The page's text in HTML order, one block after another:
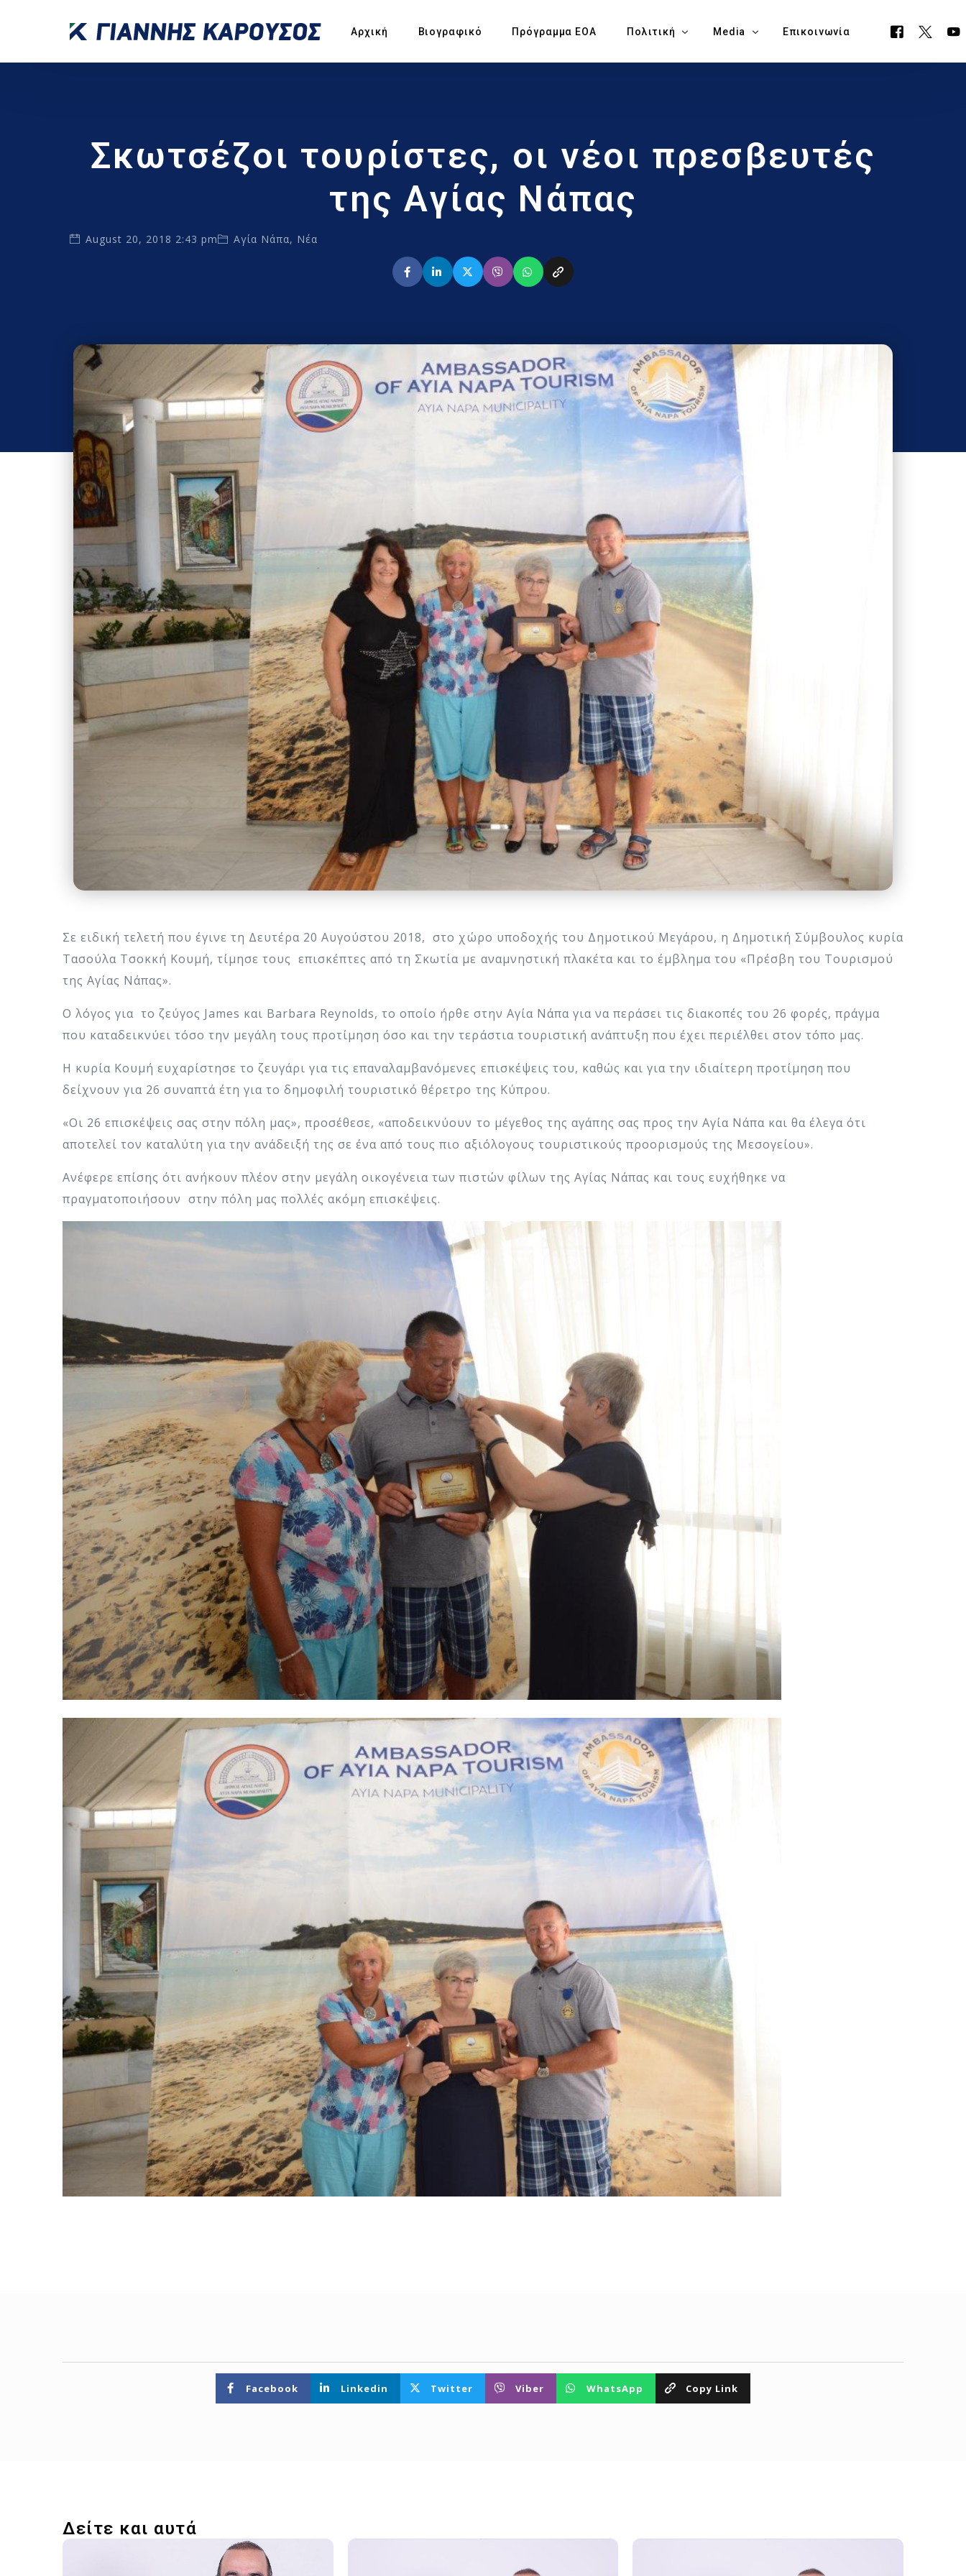
Αρχική Βιογραφικό Πρόγραμμα ΕΟΑ Πολιτική
Υπουργείο Μεταφορών, Επικοινωνιών & Έργων
Media
Δελτία Τύπου
Επικοινωνία
Σκωτσέζοι τουρίστες, οι νέοι πρεσβευτές
της Αγίας Νάπας
August 20, 2018 2:43 pm Αγία Νάπα, Νέα
Σε ειδική τελετή που έγινε τη Δευτέρα 20 Αυγούστου 2018, στο χώρο υποδοχής του Δημοτικού Μεγάρου, η Δημοτική Σύμβουλος κυρία
Τασούλα Τσοκκή Κουμή, τίμησε τους επισκέπτες από τη Σκωτία με αναμνηστική πλακέτα και το έμβλημα του «Πρέσβη του Τουρισμού
της Αγίας Νάπας».
Ο λόγος για το ζεύγος James και Barbara Reynolds, το οποίο ήρθε στην Αγία Νάπα για να περάσει τις διακοπές του 26 φορές, πράγμα
που καταδεικνύει τόσο την μεγάλη τους προτίμηση όσο και την τεράστια τουριστική ανάπτυξη που έχει περιέλθει στον τόπο μας.
Η κυρία Κουμή ευχαρίστησε το ζευγάρι για τις επαναλαμβανόμενες επισκέψεις του, καθώς και για την ιδιαίτερη προτίμηση που
δείχνουν για 26 συναπτά έτη για το δημοφιλή τουριστικό θέρετρο της Κύπρου.
«Οι 26 επισκέψεις σας στην πόλη μας», προσέθεσε, «αποδεικνύουν το μέγεθος της αγάπης σας προς την Αγία Νάπα και θα έλεγα ότι
αποτελεί τον καταλύτη για την ανάδειξή της σε ένα από τους πιο αξιόλογους τουριστικούς προορισμούς της Μεσογείου».
Ανέφερε επίσης ότι ανήκουν πλέον στην μεγάλη οικογένεια των πιστών φίλων της Αγίας Νάπας και τους ευχήθηκε να
πραγματοποιήσουν στην πόλη μας πολλές ακόμη επισκέψεις.
Facebook Linkedin Twitter Viber WhatsApp Copy Link
Δείτε και αυτά